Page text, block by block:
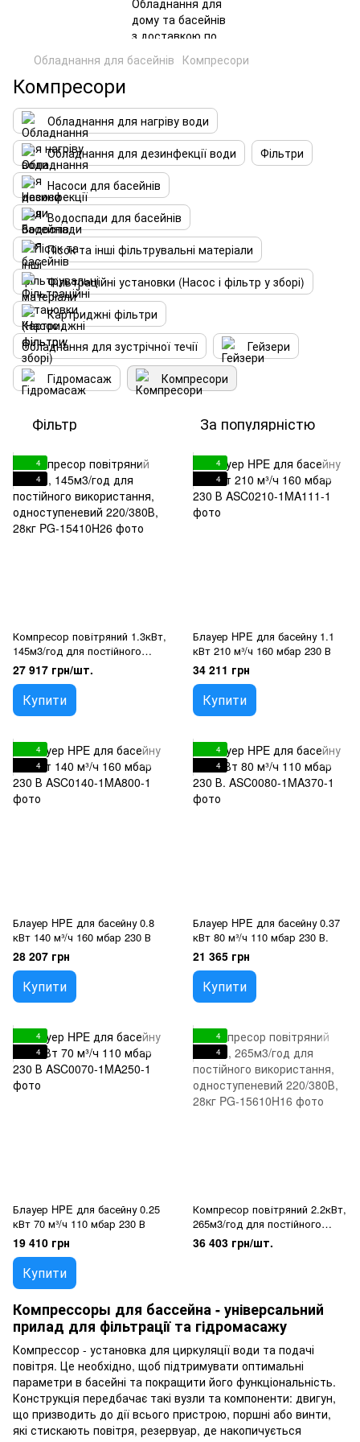
Обладнання для басейнів Компресори
Компресори
Обладнання для нагріву води
Обладнання для дезинфекції води
Фільтри
Насоси для басейнів
Водоспади для басейнів
Пісок та інші фільтрувальні матеріали
Фільтраційні установки (Насос і фільтр у зборі)
Картриджні фільтри
Обладнання для зустрічної течії
Гейзери
Гідромасаж
Компресори
Фільтр За популярністю
4
4
Компресор повітряний 1.3кВт,
145м3/год для постійного
використання,
одноступеневий 220/380В,
28кг
27 917 грн/шт.
Купити
4
4
Блауер HPE для басейну 1.1
кВт 210 м³/ч 160 мбар 230 В
34 211 грн
Купити
4
4
Блауер HPE для басейну 0.8
кВт 140 м³/ч 160 мбар 230 В
28 207 грн
Купити
4
4
Блауер HPE для басейну 0.37
кВт 80 м³/ч 110 мбар 230 В.
21 365 грн
Купити
4
4
Блауер HPE для басейну 0.25
кВт 70 м³/ч 110 мбар 230 В
19 410 грн
Купити
4
4
Компресор повітряний 2.2кВт,
265м3/год для постійного
використання,
одноступеневий 220/380В,
36 403 грн/шт.
Компрессоры для бассейна - універсальний
прилад для фільтрації та гідромасажу
Компрессор - установка для циркуляції води та подачі
повітря. Це необхідно, щоб підтримувати оптимальні
параметри в басейні та покращити його функціональність.
Конструкція передбачає такі вузли та компоненти: двигун,
що призводить до дії всього пристрою, поршні або винти,
які стискають повітря, резервуар, де накопичується